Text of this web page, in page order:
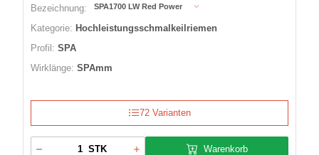
Bezeichnung:
SPA1700 LW Red Power
Kategorie: Hochleistungsschmalkeilriemen
Profil: SPA
Wirklänge: SPAmm
72 Varianten
STK Warenkorb